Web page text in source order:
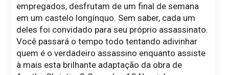
empregados, desfrutam de um final de semana
em um castelo longínquo. Sem saber, cada um
deles foi convidado para seu próprio assassinato.
Você passará o tempo todo tentando adivinhar
quem é o verdadeiro assassino enquanto assiste
à mais esta brilhante adaptação da obra de